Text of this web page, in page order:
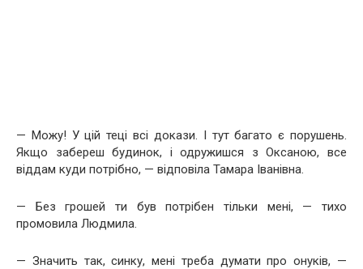
— Можу! У цій теці всі докази. І тут багато є порушень.
Якщо забереш будинок, і одружишся з Оксаною, все
віддам куди потрібно, — відповіла Тамара Іванівна.
— Без грошей ти був потрібен тільки мені, — тихо
промовила Людмила.
— Значить так, синку, мені треба думати про онуків, —